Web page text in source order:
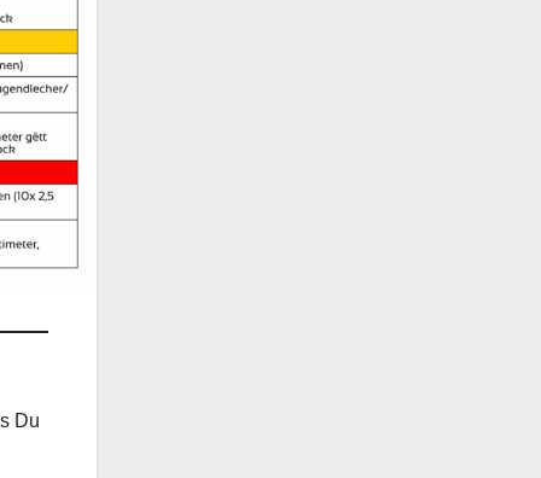
Du